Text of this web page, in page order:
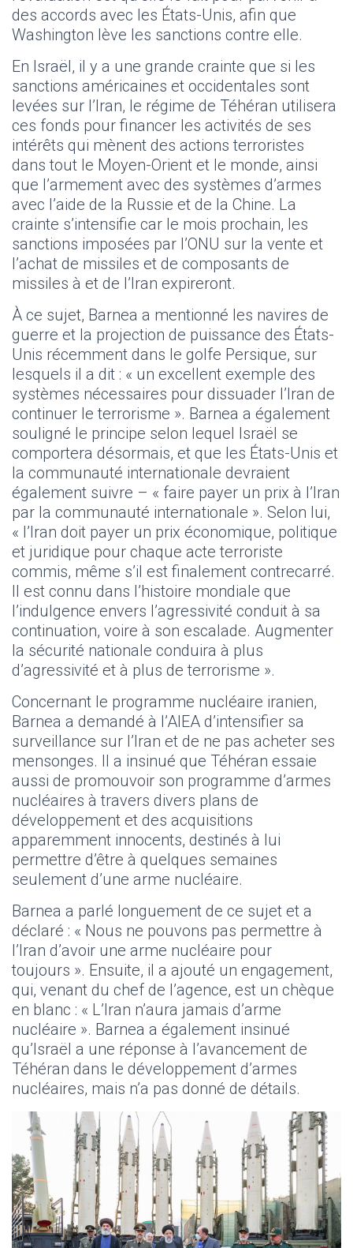
des accords avec les États-Unis, afin que
Washington lève les sanctions contre elle.
En Israël, il y a une grande crainte que si les
sanctions américaines et occidentales sont
levées sur l’Iran, le régime de Téhéran utilisera
ces fonds pour financer les activités de ses
intérêts qui mènent des actions terroristes
dans tout le Moyen-Orient et le monde, ainsi
que l’armement avec des systèmes d’armes
avec l’aide de la Russie et de la Chine. La
crainte s’intensifie car le mois prochain, les
sanctions imposées par l’ONU sur la vente et
l’achat de missiles et de composants de
missiles à et de l’Iran expireront.
À ce sujet, Barnea a mentionné les navires de
guerre et la projection de puissance des États-
Unis récemment dans le golfe Persique, sur
lesquels il a dit : « un excellent exemple des
systèmes nécessaires pour dissuader l’Iran de
continuer le terrorisme ». Barnea a également
souligné le principe selon lequel Israël se
comportera désormais, et que les États-Unis et
la communauté internationale devraient
également suivre – « faire payer un prix à l’Iran
par la communauté internationale ». Selon lui,
« l’Iran doit payer un prix économique, politique
et juridique pour chaque acte terroriste
commis, même s’il est finalement contrecarré.
Il est connu dans l’histoire mondiale que
l’indulgence envers l’agressivité conduit à sa
continuation, voire à son escalade. Augmenter
la sécurité nationale conduira à plus
d’agressivité et à plus de terrorisme ».
Concernant le programme nucléaire iranien,
Barnea a demandé à l’AIEA d’intensifier sa
surveillance sur l’Iran et de ne pas acheter ses
mensonges. Il a insinué que Téhéran essaie
aussi de promouvoir son programme d’armes
nucléaires à travers divers plans de
développement et des acquisitions
apparemment innocents, destinés à lui
permettre d’être à quelques semaines
seulement d’une arme nucléaire.
Barnea a parlé longuement de ce sujet et a
déclaré : « Nous ne pouvons pas permettre à
l’Iran d’avoir une arme nucléaire pour
toujours ». Ensuite, il a ajouté un engagement,
qui, venant du chef de l’agence, est un chèque
en blanc : « L’Iran n’aura jamais d’arme
nucléaire ». Barnea a également insinué
qu’Israël a une réponse à l’avancement de
Téhéran dans le développement d’armes
nucléaires, mais n’a pas donné de détails.